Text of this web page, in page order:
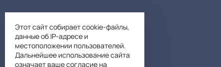
Этот сайт собирает cookie-файлы,
данные об IP-адресе и
местоположении пользователей.
Дальнейшее использование сайта
означает ваше согласие на
Как добраться